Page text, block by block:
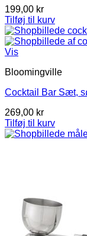
199,00 kr
Tilføj til kurv
Vis
Bloomingville
Cocktail Bar Sæt,
269,00 kr
Tilføj til kurv